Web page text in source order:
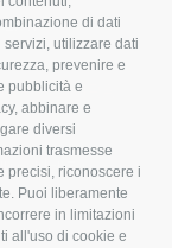
di dati
utilizzare dati
prevenire e
pubblicità e
abbinare e
diversi
trasmesse
precisi, riconoscere i
Puoi liberamente
in limitazioni
all'uso di cookie e
evidenza
Stampa